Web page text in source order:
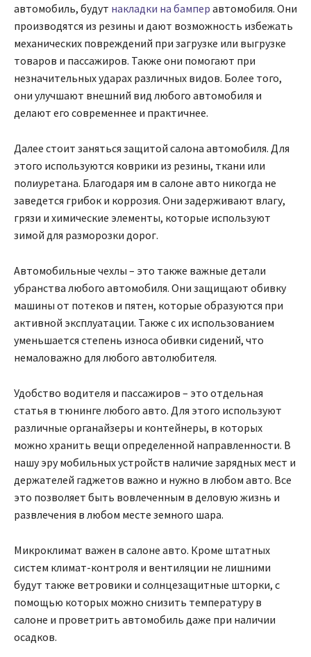
автомобиль, будут накладки на бампер автомобиля. Они
производятся из резины и дают возможность избежать
механических повреждений при загрузке или выгрузке
товаров и пассажиров. Также они помогают при
незначительных ударах различных видов. Более того,
они улучшают внешний вид любого автомобиля и
делают его современнее и практичнее.
Далее стоит заняться защитой салона автомобиля. Для
этого используются коврики из резины, ткани или
полиуретана. Благодаря им в салоне авто никогда не
заведется грибок и коррозия. Они задерживают влагу,
грязи и химические элементы, которые используют
зимой для разморозки дорог.
Автомобильные чехлы – это также важные детали
убранства любого автомобиля. Они защищают обивку
машины от потеков и пятен, которые образуются при
активной эксплуатации. Также с их использованием
уменьшается степень износа обивки сидений, что
немаловажно для любого автолюбителя.
Удобство водителя и пассажиров – это отдельная
статья в тюнинге любого авто. Для этого используют
различные органайзеры и контейнеры, в которых
можно хранить вещи определенной направленности. В
нашу эру мобильных устройств наличие зарядных мест и
держателей гаджетов важно и нужно в любом авто. Все
это позволяет быть вовлеченным в деловую жизнь и
развлечения в любом месте земного шара.
Микроклимат важен в салоне авто. Кроме штатных
систем климат-контроля и вентиляции не лишними
будут также ветровики и солнцезащитные шторки, с
помощью которых можно снизить температуру в
салоне и проветрить автомобиль даже при наличии
осадков.